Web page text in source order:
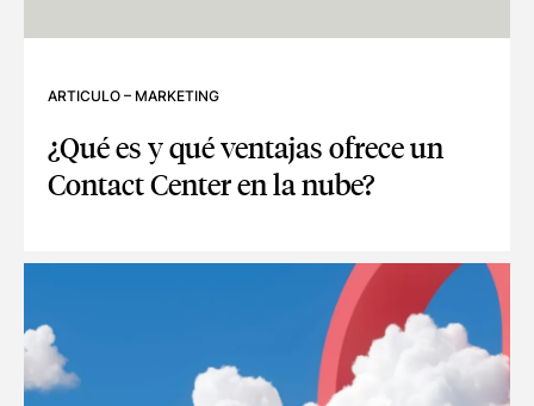
ARTICULO – MARKETING
¿Qué es y qué ventajas ofrece un
Contact Center en la nube?